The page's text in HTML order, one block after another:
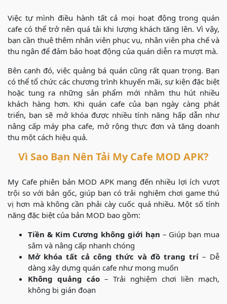
Việc tự mình điều hành tất cả mọi hoạt động trong quán
cafe có thể trở nên quá tải khi lượng khách tăng lên. Vì vậy,
bạn cần thuê thêm nhân viên phục vụ, nhân viên pha chế và
thu ngân để đảm bảo hoạt động của quán diễn ra mượt mà.
Bên cạnh đó, việc quảng bá quán cũng rất quan trọng. Bạn
có thể tổ chức các chương trình khuyến mãi, sự kiện đặc biệt
hoặc tung ra những sản phẩm mới nhằm thu hút nhiều
khách hàng hơn. Khi quán cafe của bạn ngày càng phát
triển, bạn sẽ mở khóa được nhiều tính năng hấp dẫn như
nâng cấp máy pha cafe, mở rộng thực đơn và tăng doanh
thu một cách hiệu quả.
Vì Sao Bạn Nên Tải My Cafe MOD APK?
My Cafe phiên bản MOD APK mang đến nhiều lợi ích vượt
trội so với bản gốc, giúp bạn có trải nghiệm chơi game thú
vị hơn mà không cần phải cày cuốc quá nhiều. Một số tính
năng đặc biệt của bản MOD bao gồm:
Tiền & Kim Cương không giới hạn – Giúp bạn mua
sắm và nâng cấp nhanh chóng
Mở khóa tất cả công thức và đồ trang trí– Dễ
dàng xây dựng quán cafe như mong muốn
Không quảng cáo – Trải nghiệm chơi liền mạch,
không bị gián đoạn